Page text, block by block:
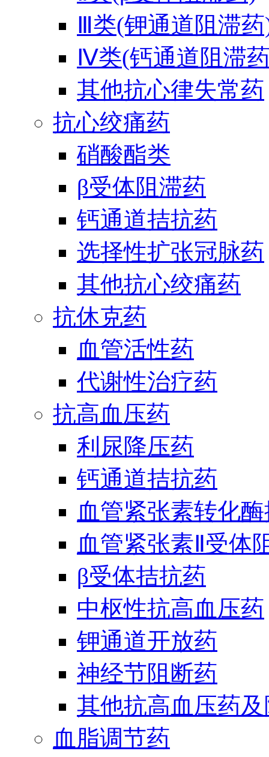
Ⅲ类(钾通道阻滞
Ⅳ类(钙通道阻滞
其他抗心律失常药
抗心绞痛药
硝酸酯类
β受体阻滞药
钙通道拮抗药
选择性扩张冠脉药
其他抗心绞痛药
抗休克药
血管活性药
代谢性治疗药
抗高血压药
利尿降压药
钙通道拮抗药
血管紧张素转化
血管紧张素Ⅱ受体
β受体拮抗药
中枢性抗高血压药
钾通道开放药
神经节阻断药
其他抗高血压药
血脂调节药